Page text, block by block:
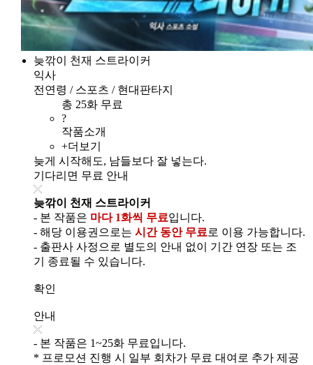
늦깎이 천재 스트라이커
익사
전연령 / 스포츠 / 현대판타지
총 25화 무료
?
작품소개
+더보기
늦게 시작해도, 남들보다 잘 넣는다.
기다리면 무료 안내
늦깎이 천재 스트라이커
- 본 작품은 마다 1화씩 무료입니다.
- 해당 이용권으로는 시간 동안 무료 로 이용 가능합니다.
- 출판사 사정으로 별도의 안내 없이 기간 연장 또는 조
기 종료될 수 있습니다.
확인
안내
- 본 작품은 1~25화 무료입니다.
* 프로모션 진행 시 일부 회차가 무료 대여로 추가 제공